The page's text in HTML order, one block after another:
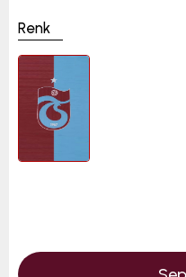
Renk